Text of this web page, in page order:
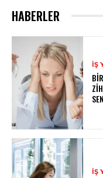
HABERLER
İŞ
İŞ